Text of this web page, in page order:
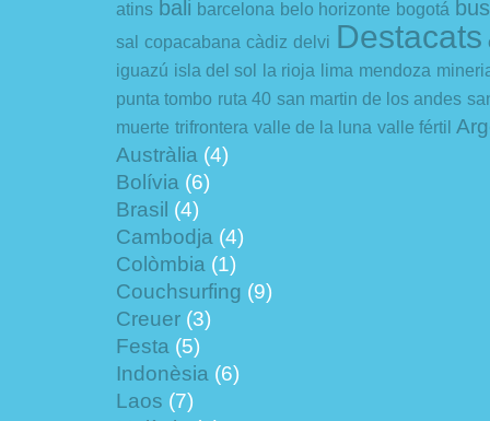
atins bali barcelona belo horizonte bogotá bus
sal copacabana càdiz delvi Destacats
iguazú isla del sol la rioja lima mendoza
punta tombo ruta 40 san martin de los andes
muerte trifrontera valle de la luna valle fértil
Austràlia (4)
Bolívia (6)
Brasil (4)
Cambodja (4)
Colòmbia (1)
Couchsurfing (9)
Creuer (3)
Festa (5)
Indonèsia (6)
Laos (7)